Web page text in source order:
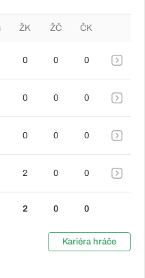
ŽK ŽČ ČK
0 0 0
0 0 0
0 0 0
2 0 0
2 0 0
Kariéra hráče